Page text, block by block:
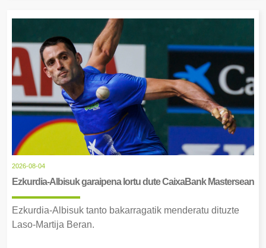
2026-08-04
Ezkurdia-Albisuk garaipena lortu dute CaixaBank Mastersean
Ezkurdia-Albisuk tanto bakarragatik menderatu dituzte
Laso-Martija Beran.